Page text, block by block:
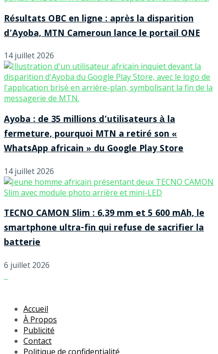
Résultats OBC en ligne : après la disparition
d’Ayoba, MTN Cameroun lance le portail ONE
14 juillet 2026
Ayoba : de 35 millions d’utilisateurs à la
fermeture, pourquoi MTN a retiré son «
WhatsApp africain » du Google Play Store
14 juillet 2026
TECNO CAMON Slim : 6,39 mm et 5 600 mAh, le
smartphone ultra-fin qui refuse de sacrifier la
batterie
6 juillet 2026
Accueil
À Propos
Publicité
Contact
Politique de confidentialité